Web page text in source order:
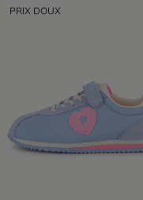
PRIX DOUX